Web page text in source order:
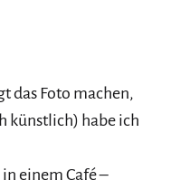
das Foto machen,
künstlich) habe ich
einem Café –